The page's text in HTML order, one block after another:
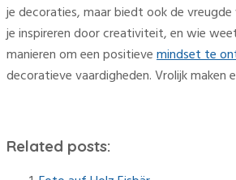
je decoraties, maar biedt ook de vreugde
je inspireren door creativiteit, en wie
manieren om een positievemindset te
decoratieve vaardigheden. Vrolijk maken
Related posts: